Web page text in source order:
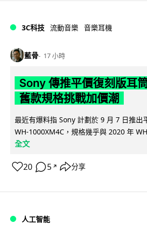
3C科技 流動音樂 音樂耳機
藍骨 17 小時
Sony 傳推平價復刻版耳
舊款規格挑戰加價潮
最近有爆料指 Sony 計劃於 9 月 7 日推出
WH-1000XM4C，規格幾乎與 2020 年
全文
20 5 ↗ 分享
人工智能